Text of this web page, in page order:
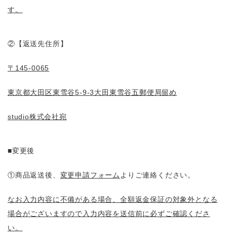
す。
②【返送先住所】
〒145-0065
東京都大田区東雪谷5-9-3大田東雪谷五郵便局留め
studio株式会社宛
■変更後
①商品返送後、 変更申請フォーム よりご連絡ください。
なお入力内容に不備がある場合、全額返金保証の対象外となる
場合がございますので入力内容を送信前に必ずご確認くださ
い。